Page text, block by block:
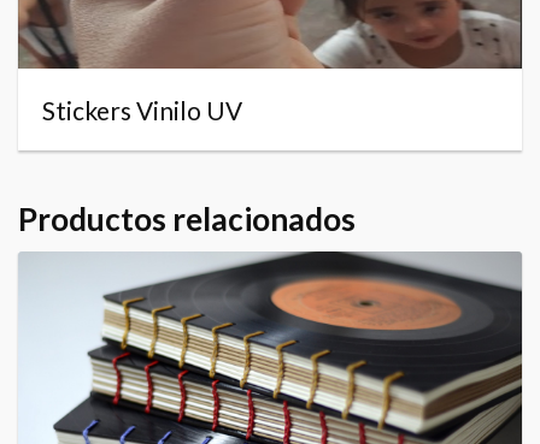
Stickers Vinilo UV
Productos relacionados